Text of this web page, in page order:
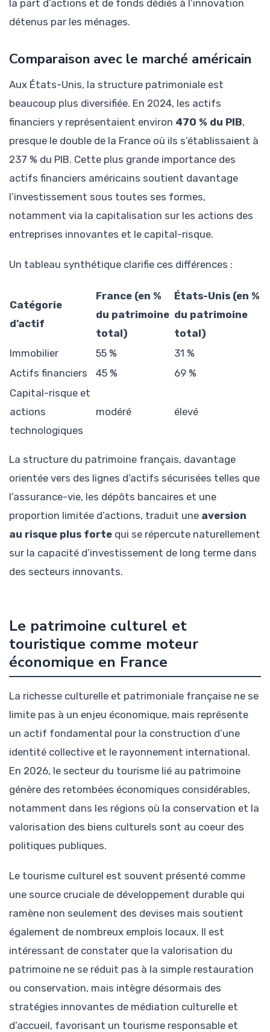
la part d’actions et de fonds dédiés à l’innovation
détenus par les ménages.
Comparaison avec le marché américain
Aux États-Unis, la structure patrimoniale est
beaucoup plus diversifiée. En 2024, les actifs
financiers y représentaient environ 470 % du PIB,
presque le double de la France où ils s’établissaient à
237 % du PIB. Cette plus grande importance des
actifs financiers américains soutient davantage
l’investissement sous toutes ses formes,
notamment via la capitalisation sur les actions des
entreprises innovantes et le capital-risque.
Un tableau synthétique clarifie ces différences :
Catégorie
d’actif
France (en %
du patrimoine
total)
États-Unis (en %
du patrimoine
total)
Immobilier
55 %
31 %
Actifs financiers
45 %
69 %
Capital-risque et
actions
technologiques
modéré élevé
La structure du patrimoine français, davantage
orientée vers des lignes d’actifs sécurisées telles que
l’assurance-vie, les dépôts bancaires et une
proportion limitée d’actions, traduit une aversion
au risque plus forte qui se répercute naturellement
sur la capacité d’investissement de long terme dans
des secteurs innovants.
Le patrimoine culturel et
touristique comme moteur
économique en France
La richesse culturelle et patrimoniale française ne se
limite pas à un enjeu économique, mais représente
un actif fondamental pour la construction d’une
identité collective et le rayonnement international.
En 2026, le secteur du tourisme lié au patrimoine
génère des retombées économiques considérables,
notamment dans les régions où la conservation et la
valorisation des biens culturels sont au coeur des
politiques publiques.
Le tourisme culturel est souvent présenté comme
une source cruciale de développement durable qui
ramène non seulement des devises mais soutient
également de nombreux emplois locaux. Il est
intéressant de constater que la valorisation du
patrimoine ne se réduit pas à la simple restauration
ou conservation, mais intègre désormais des
stratégies innovantes de médiation culturelle et
d’accueil, favorisant un tourisme responsable et